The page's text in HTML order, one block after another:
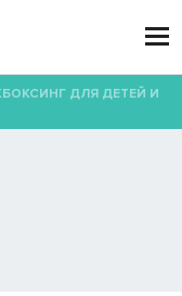

ДЛЯ ДЕТЕЙ И